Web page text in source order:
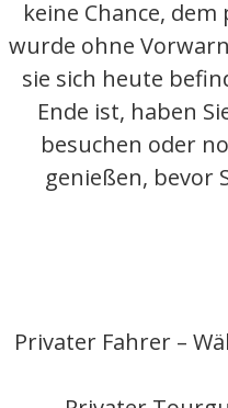
keine Chance,
wurde ohne
sie sich heute
Ende ist, haben
besuchen oder
genießen, bevor
Privater Fahrer –